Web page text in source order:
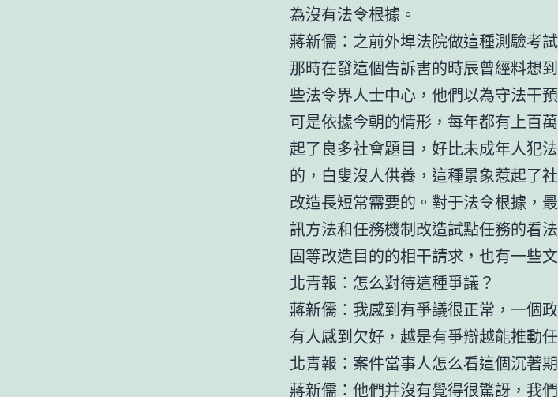
為沒有法令根據。
蔣新儒：之前外埠法院做這種測驗考
那時在發這個告訴書的時辰曾經料想
些法令界人士中心，他們以為守法干
可是依據今朝的情形，每年都有上百
起了良多社會題目，好比未成年人犯
的，白叟沒人供養，這種景象惹起了
改造長短常需要的。對于法令根據，
訊方法和任務機制改造試點任務的看
固等改造目的的相干請求，也有一些
北青報：怎么對待這種爭議？
蔣新儒：我感到有爭議很正常，一個
有人感到欠好，越是有爭辯越能推動
北青報：案件當事人怎么看這個沉著
蔣新儒：他們并沒有覺得很驚訝，我